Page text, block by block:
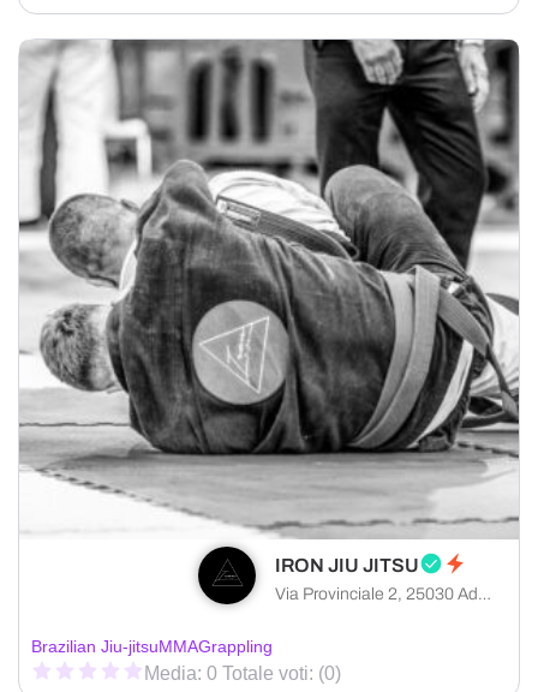
IRON JIU JITSU
Via Provinciale 2, 25030 Adro provincia di Brescia, Italia
Brazilian Jiu-jitsuMMAGrappling
Media: 0 Totale voti: (0)